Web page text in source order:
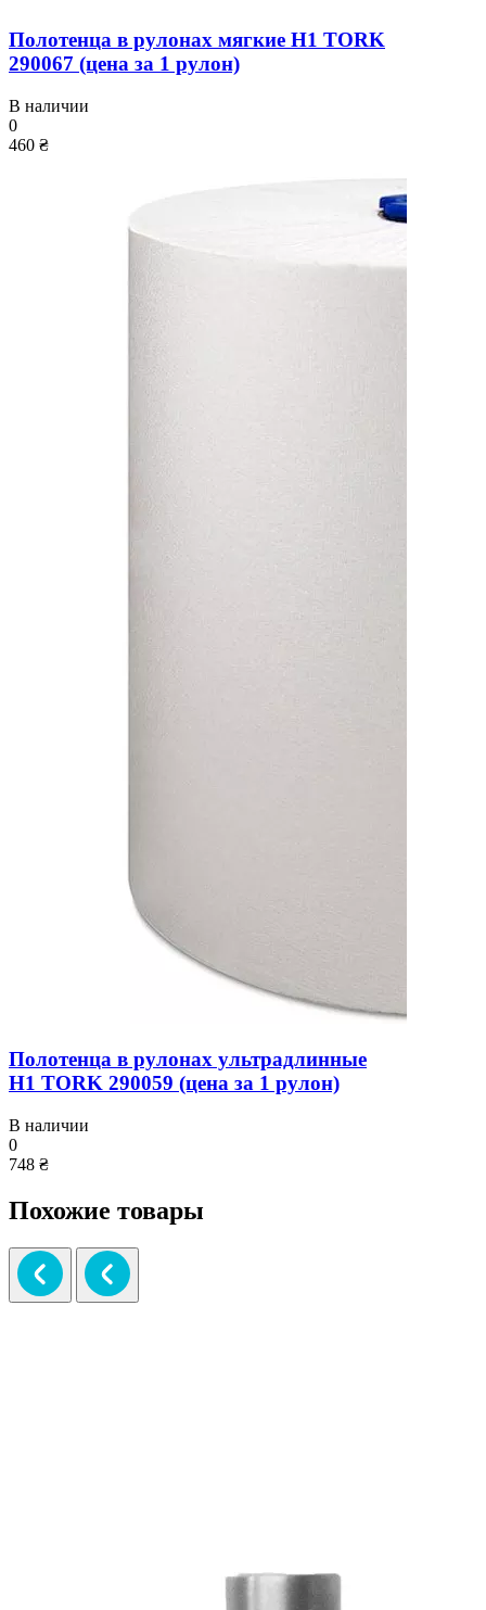
Полотенца в рулонах мягкие H1 TORK
290067 (цена за 1 рулон)
В наличии
0
460 ₴
Полотенца в рулонах ультрадлинные
H1 TORK 290059 (цена за 1 рулон)
В наличии
0
748 ₴
Похожие товары